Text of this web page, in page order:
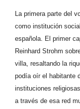
La primera parte del
como institución
española. El primer
Reinhard Strohm
villa, resaltando la
podía oír el habitante
instituciones
a través de esa red